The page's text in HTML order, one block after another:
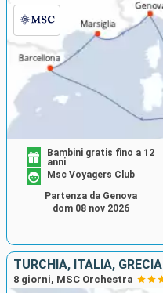
Bambini gratis fino a 12
anni
Msc Voyagers Club
Partenza da Genova
dom 08 nov 2026
TURCHIA, ITALIA, GRECIA
8 giorni, MSC Orchestra